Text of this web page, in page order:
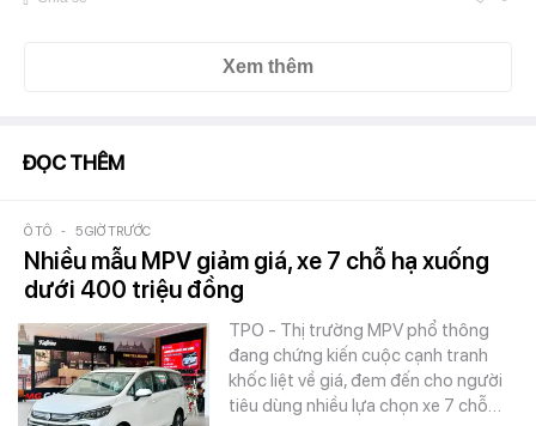
Xem thêm
ĐỌC THÊM
Ô TÔ - 5 GIỜ TRƯỚC
Nhiều mẫu MPV giảm giá, xe 7 chỗ hạ xuống
dưới 400 triệu đồng
TPO - Thị trường MPV phổ thông
đang chứng kiến cuộc cạnh tranh
khốc liệt về giá, đem đến cho người
tiêu dùng nhiều lựa chọn xe 7 chỗ…